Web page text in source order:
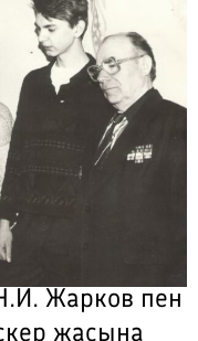
Жарков пен
жасына